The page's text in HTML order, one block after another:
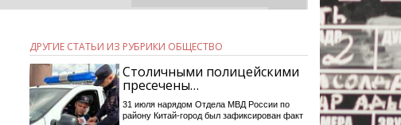
ДРУГИЕ СТАТЬИ ИЗ РУБРИКИ ОБЩЕСТВО
Столичными полицейскими
пресечены…
31 июля нарядом Отдела МВД России по
району Китай-город был зафиксирован факт